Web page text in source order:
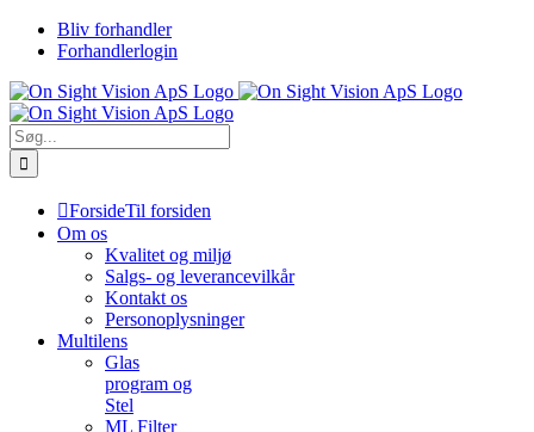
Skip
Bliv forhandler
Forhandlerlogin
Søg
efter:
ForsideTil forsiden
Om os
Kvalitet og miljø
Salgs- og leverancevilkår
Kontakt os
Personoplysninger
Multilens
Glas
program og
Stel
ML Filter